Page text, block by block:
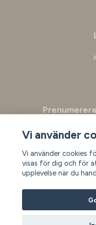
Vi använder
Vi använder cookies
visas för dig och för
upplevelse när du